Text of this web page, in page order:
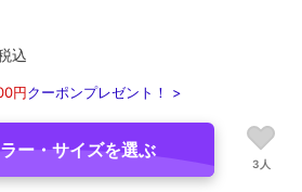
込
円クーポンプレゼント！ >
ー・サイズを選ぶ
3人